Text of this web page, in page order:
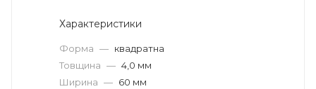
Характеристики
Форма — квадратна
Товщина — 4,0 мм
Ширина — 60 мм